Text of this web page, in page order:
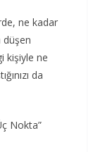
ne kadar
düşen
kişiyle ne
da
Nokta”